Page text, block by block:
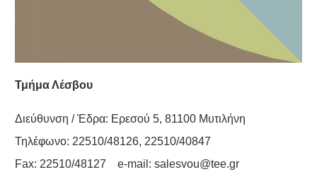
Τμήμα Λέσβου
Διεύθυνση / Έδρα: Ερεσού 5, 81100 Μυτιλήνη
Τηλέφωνο: 22510/48126, 22510/40847
Fax: 22510/48127 e-mail: salesvou@tee.gr